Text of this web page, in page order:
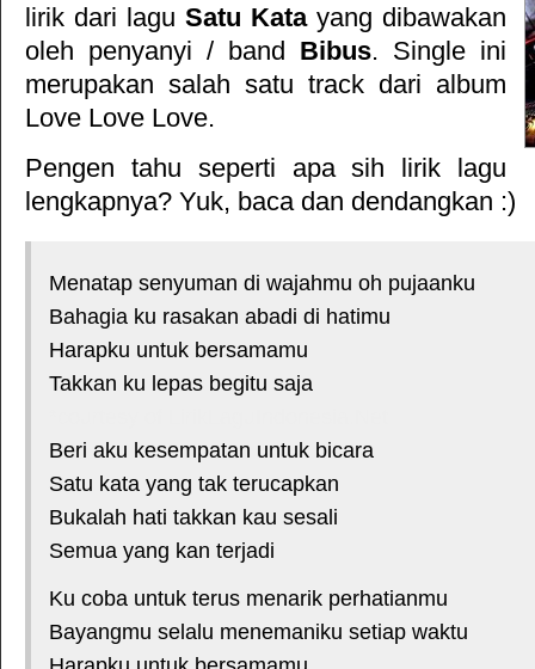
lirik dari lagu Satu Katayang dibawakan
oleh penyanyi / band Bibus. Single ini
merupakan salah satu track dari album
Love Love Love.
Pengen tahu seperti apa sih lirik lagu
lengkapnya? Yuk, baca dan dendangkan :)
Menatap senyuman di wajahmu oh pujaanku
Bahagia ku rasakan abadi di hatimu
Harapku untuk bersamamu
Takkan ku lepas begitu saja
Beri aku kesempatan untuk bicara
Satu kata yang tak terucapkan
Bukalah hati takkan kau sesali
Semua yang kan terjadi
Ku coba untuk terus menarik perhatianmu
Bayangmu selalu menemaniku setiap waktu